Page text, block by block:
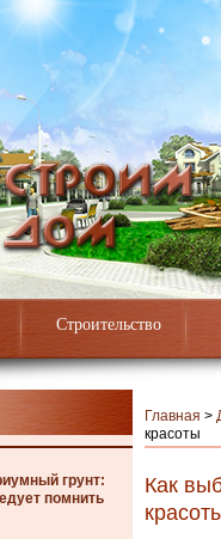
Строительство
грунт:
помнить
Главная >
красоты
Как